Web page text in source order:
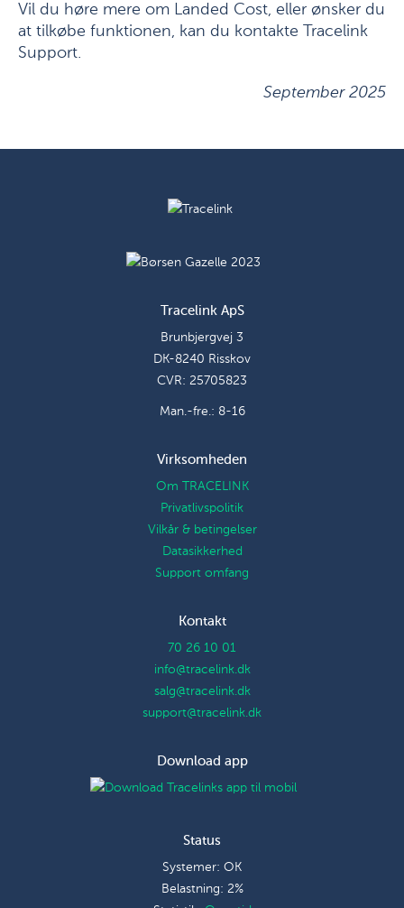
Vil du høre mere om Landed Cost, eller ønsker du
at tilkøbe funktionen, kan du kontakte Tracelink
Support.
September 2025
Tracelink ApS
Brunbjergvej 3
DK-8240 Risskov
CVR: 25705823
Man.-fre.: 8-16
Virksomheden
Om TRACELINK
Privatlivspolitik
Vilkår & betingelser
Datasikkerhed
Support omfang
Kontakt
70 26 10 01
info@tracelink.dk
salg@tracelink.dk
support@tracelink.dk
Download app
Status
Systemer: OK
Belastning: 2%